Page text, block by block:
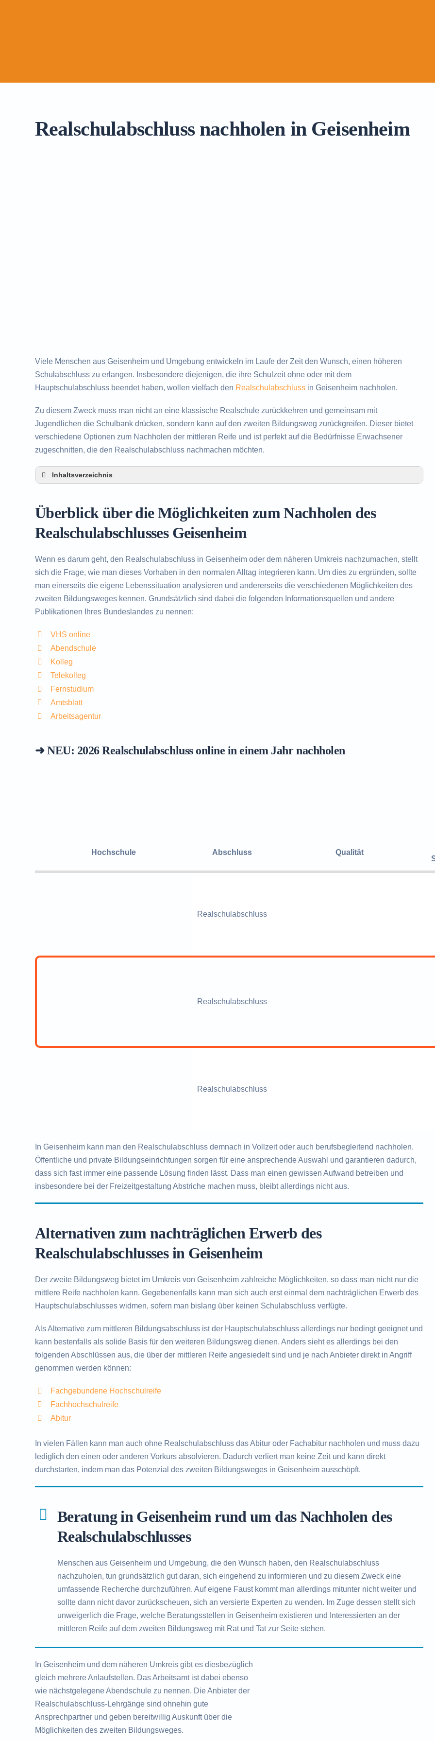
Realschulabschluss nachholen in Geisenheim
Viele Menschen aus Geisenheim und Umgebung entwickeln im Laufe der Zeit den Wunsch, einen höheren
Schulabschluss zu erlangen. Insbesondere diejenigen, die ihre Schulzeit ohne oder mit dem
Hauptschulabschluss beendet haben, wollen vielfach den Realschulabschluss in Geisenheim nachholen.
Zu diesem Zweck muss man nicht an eine klassische Realschule zurückkehren und gemeinsam mit
Jugendlichen die Schulbank drücken, sondern kann auf den zweiten Bildungsweg zurückgreifen. Dieser bietet
verschiedene Optionen zum Nachholen der mittleren Reife und ist perfekt auf die Bedürfnisse Erwachsener
zugeschnitten, die den Realschulabschluss nachmachen möchten.
Inhaltsverzeichnis
Beratung in Geisenheim rund um das Nachholen des Realschulabschlusses
Überblick über die Möglichkeiten zum Nachholen des
Realschulabschlusses Geisenheim
Wenn es darum geht, den Realschulabschluss in Geisenheim oder dem näheren Umkreis nachzumachen, stellt
sich die Frage, wie man dieses Vorhaben in den normalen Alltag integrieren kann. Um dies zu ergründen, sollte
man einerseits die eigene Lebenssituation analysieren und andererseits die verschiedenen Möglichkeiten des
zweiten Bildungsweges kennen. Grundsätzlich sind dabei die folgenden Informationsquellen und andere
Publikationen Ihres Bundeslandes zu nennen:
VHS online
Abendschule
Kolleg
Telekolleg
Fernstudium
Amtsblatt
Arbeitsagentur
➜ NEU: 2026Realschulabschluss online in einem Jahr nachholen
Hochschule Abschluss Qualität
Realschulabschluss
Realschulabschluss
Realschulabschluss
In Geisenheim kann man den Realschulabschluss demnach in Vollzeit oder auch berufsbegleitend nachholen.
Öffentliche und private Bildungseinrichtungen sorgen für eine ansprechende Auswahl und garantieren dadurch,
dass sich fast immer eine passende Lösung finden lässt. Dass man einen gewissen Aufwand betreiben und
insbesondere bei der Freizeitgestaltung Abstriche machen muss, bleibt allerdings nicht aus.
Alternativen zum nachträglichen Erwerb des
Realschulabschlusses in Geisenheim
Der zweite Bildungsweg bietet im Umkreis von Geisenheim zahlreiche Möglichkeiten, so dass man nicht nur die
mittlere Reife nachholen kann. Gegebenenfalls kann man sich auch erst einmal dem nachträglichen Erwerb des
Hauptschulabschlusses widmen, sofern man bislang über keinen Schulabschluss verfügte.
Als Alternative zum mittleren Bildungsabschluss ist der Hauptschulabschluss allerdings nur bedingt geeignet und
kann bestenfalls als solide Basis für den weiteren Bildungsweg dienen. Anders sieht es allerdings bei den
folgenden Abschlüssen aus, die über der mittleren Reife angesiedelt sind und je nach Anbieter direkt in Angriff
genommen werden können:
Fachgebundene Hochschulreife
Fachhochschulreife
Abitur
In vielen Fällen kann man auch ohne Realschulabschluss das Abitur oder Fachabitur nachholen und muss dazu
lediglich den einen oder anderen Vorkurs absolvieren. Dadurch verliert man keine Zeit und kann direkt
durchstarten, indem man das Potenzial des zweiten Bildungsweges in Geisenheim ausschöpft.
Beratung in Geisenheim rund um das Nachholen des
Realschulabschlusses
Menschen aus Geisenheim und Umgebung, die den Wunsch haben, den Realschulabschluss
nachzuholen, tun grundsätzlich gut daran, sich eingehend zu informieren und zu diesem Zweck eine
umfassende Recherche durchzuführen. Auf eigene Faust kommt man allerdings mitunter nicht weiter und
sollte dann nicht davor zurückscheuen, sich an versierte Experten zu wenden. Im Zuge dessen stellt sich
unweigerlich die Frage, welche Beratungsstellen in Geisenheim existieren und Interessierten an der
mittleren Reife auf dem zweiten Bildungsweg mit Rat und Tat zur Seite stehen.
In Geisenheim und dem näheren Umkreis gibt es diesbezüglich
gleich mehrere Anlaufstellen. Das Arbeitsamt ist dabei ebenso
wie nächstgelegene Abendschule zu nennen. Die Anbieter der
Realschulabschluss-Lehrgänge sind ohnehin gute
Ansprechpartner und geben bereitwillig Auskunft über die
Möglichkeiten des zweiten Bildungsweges.